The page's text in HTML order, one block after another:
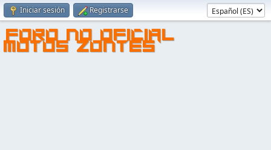
Iniciar sesión Registrarse
FORO NO OFICIAL
MOTOS ZONTES